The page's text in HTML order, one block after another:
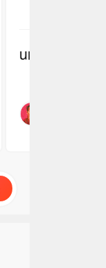
undefined